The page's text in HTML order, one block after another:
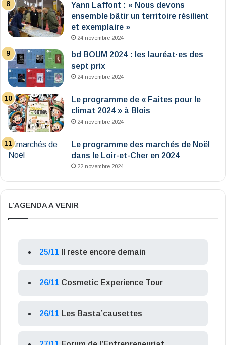
Yann Laffont : « Nous devons
ensemble bâtir un territoire résilient
et exemplaire »
24 novembre 2024
bd BOUM 2024 : les lauréat·es des
sept prix
24 novembre 2024
Le programme de « Faites pour le
climat 2024 » à Blois
24 novembre 2024
Le programme des marchés de Noël
dans le Loir-et-Cher en 2024
22 novembre 2024
L’AGENDA A VENIR
25/11 Il reste encore demain
26/11 Cosmetic Experience Tour
26/11 Les Basta’causettes